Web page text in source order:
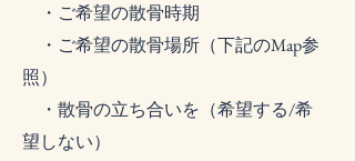
・ご希望の散骨時期
・ご希望の散骨場所（下記のMap参
照）
・散骨の立ち合いを（希望する/希
望しない）